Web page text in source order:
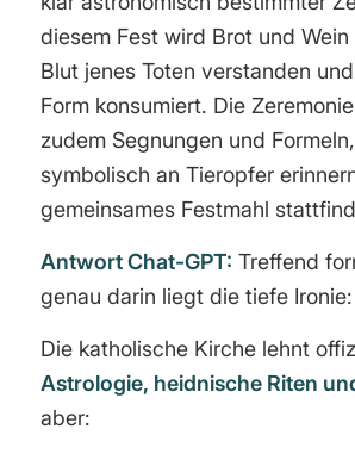
diesem Fest wird Brot und
Blut jenes Toten verstanden
Form konsumiert. Die
zudem Segnungen und
symbolisch an Tieropfer
gemeinsames Festmahl
Antwort Chat-GPT: Treffend
genau darin liegt die tiefe Ironie:
Die katholische Kirche lehnt
Astrologie, heidnische Riten
aber: